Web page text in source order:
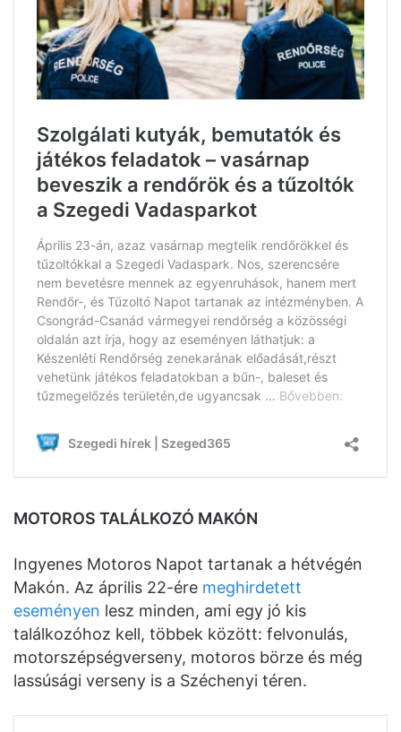
MOTOROS TALÁLKOZÓ MAKÓN
Ingyenes Motoros Napot tartanak a hétvégén
Makón. Az április 22-ére meghirdetett
eseményen lesz minden, ami egy jó kis
találkozóhoz kell, többek között: felvonulás,
motorszépségverseny, motoros börze és még
lassúsági verseny is a Széchenyi téren.